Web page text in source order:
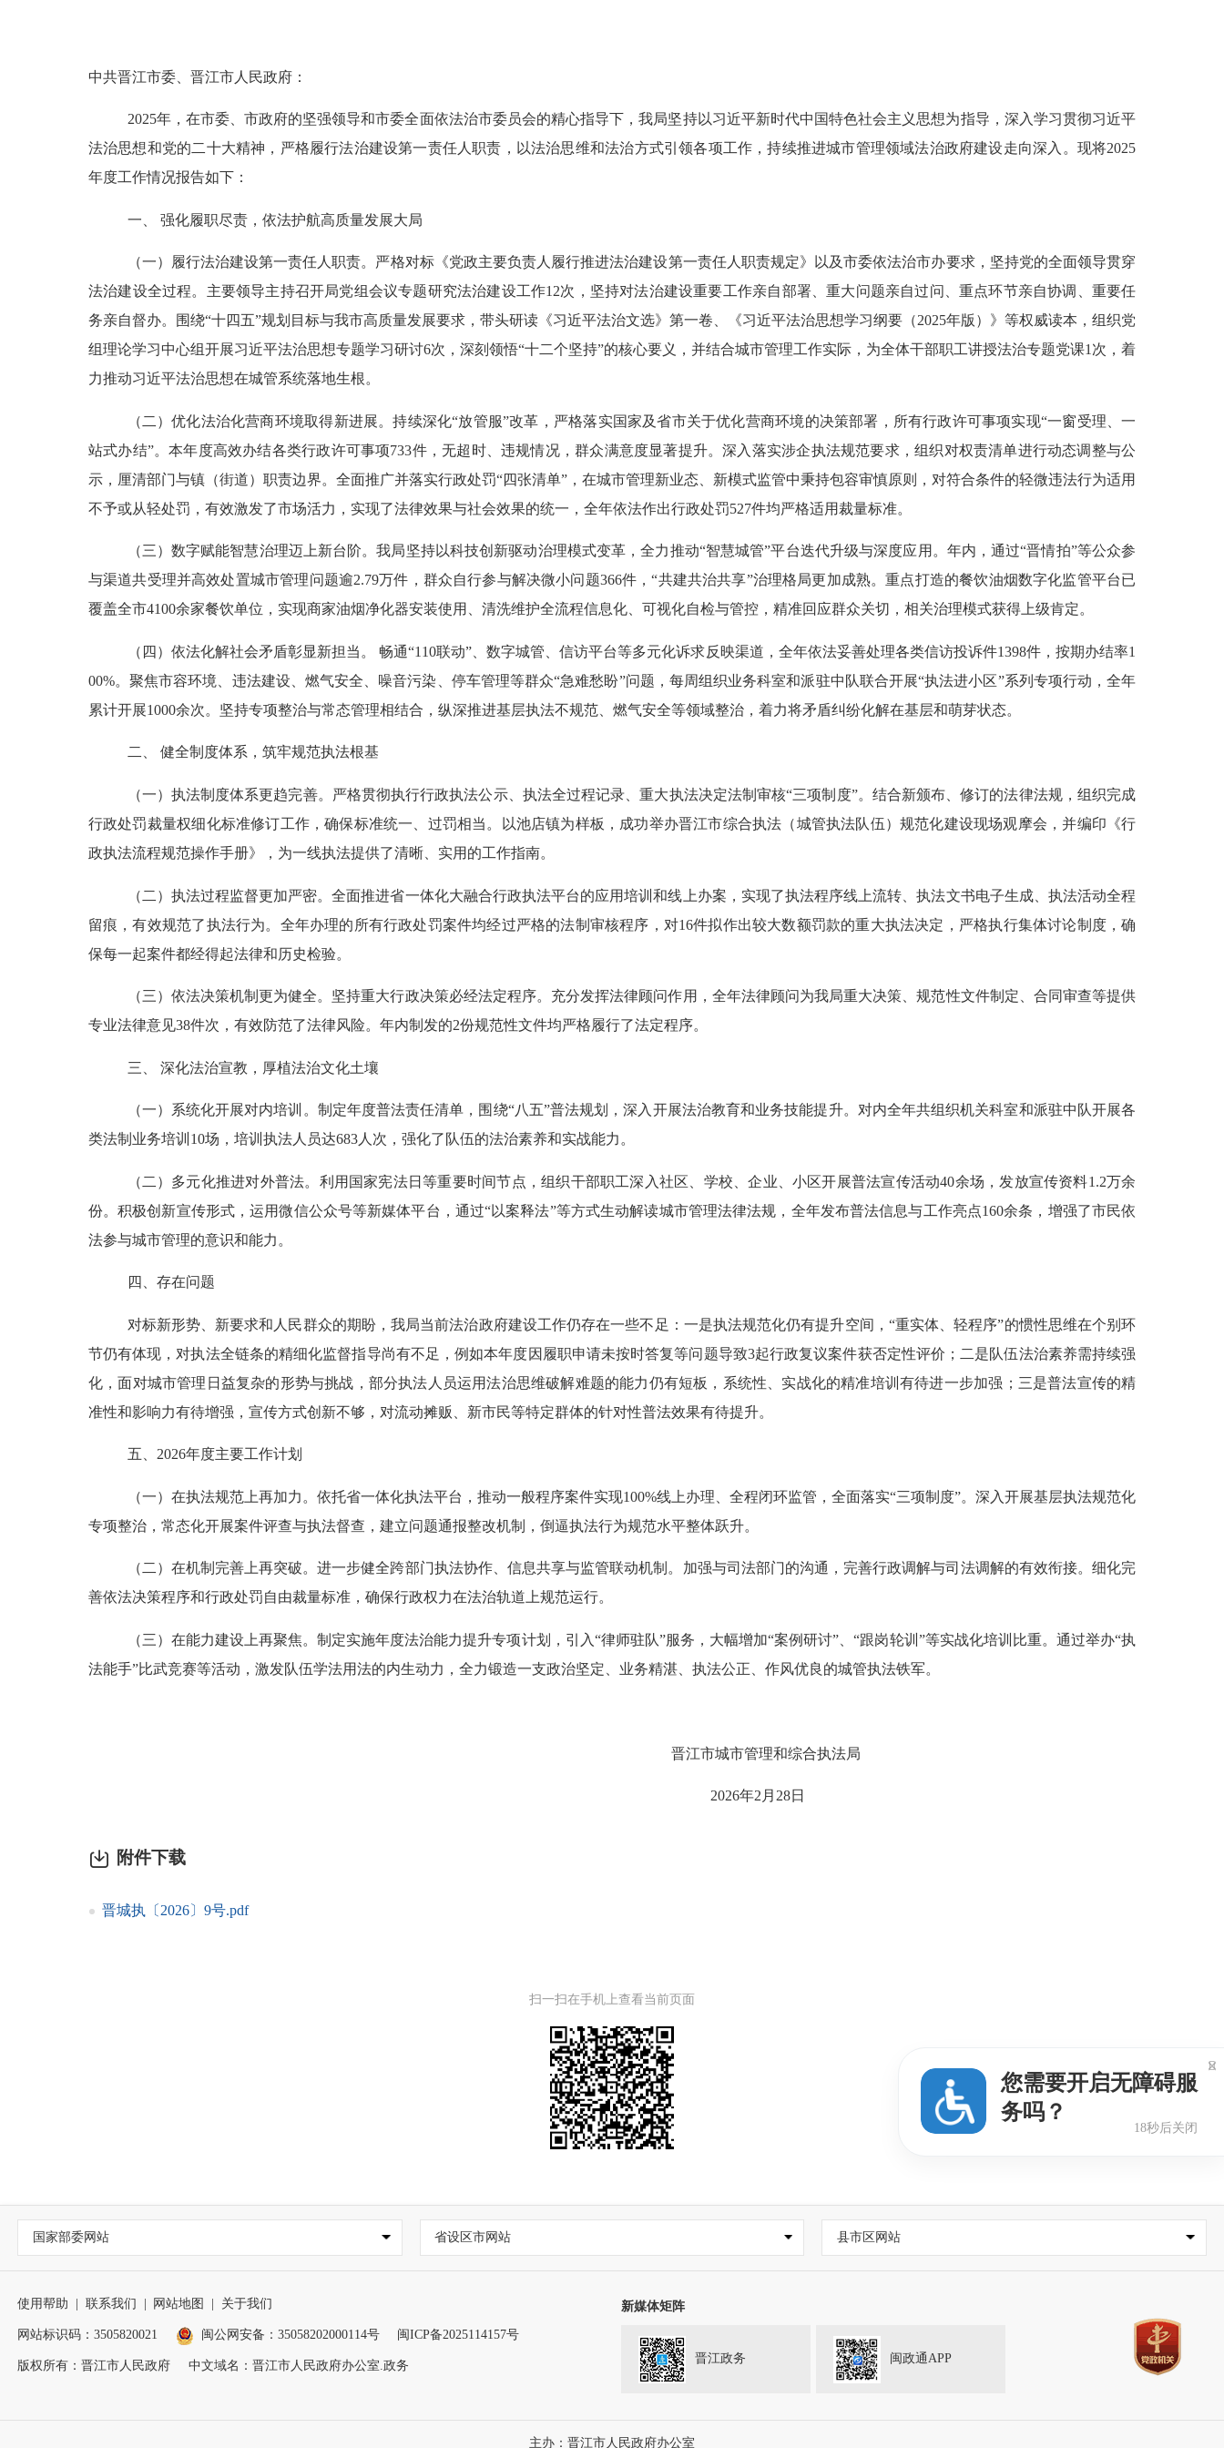
中共晋江市委、晋江市人民政府：
2025年，在市委、市政府的坚强领导和市委全面依法治市委员会的精心指导下，我局坚持以习近平新时代中国特色社会主义思想为指导，深入学习贯彻习近平
法治思想和党的二十大精神，严格履行法治建设第一责任人职责，以法治思维和法治方式引领各项工作，持续推进城市管理领域法治政府建设走向深入。现将2025
年度工作情况报告如下：
一、 强化履职尽责，依法护航高质量发展大局
（一） 履行法治建设第一责任人职责。 严格对标《党政主要负责人履行推进法治建设第一责任人职责规定》以及市委依法治市办要求，坚持党的全面领导贯穿
法治建设全过程。 主要领导主持召开局党组会议专题研究法治建设工作12次，坚持对法治建设重要工作亲自部署、重大问题亲自过问、重点环节亲自协调、重要任
务亲自督办。围绕“十四五”规划目标与我市高质量发展要求，带头研读 《习近平法治文选》第一卷、 《习近平法治思想学习纲要（2025年版）》等权威读本 ，组织党
组理论学习中心组开展习近平法治思想专题学习研讨6次，深刻领悟“十二个坚持”的核心要义，并结合城市管理工作实际，为全体干部职工讲授法治专题党课1 次，着
力推动习近平法治思想在城管系统落地生根。
（ 二 ）优化法治化营商环境取得新进展。持续深化“放管服”改革，严格落实国家及省市关于优化营商环境的决策部署，所有行政许可事项实现“一窗受理、一
站式办结”。本年度高效办结各类行政许可事项733件，无超时、违规情况，群众满意度显著提升。深入落实涉企执法规范要求，组织对权责清单进行动态调整与公
示，厘清部门与镇（街道）职责边界。全面推广并落实行政处罚“四张清单”，在城市管理新业态、新模式监管中秉持包容审慎原则，对符合条件的轻微违法行为适用
不予或从轻处罚，有效激发了市场活力，实现了法律效果与社会效果的统一，全年依法作出行政处罚527件均严格适用裁量标准。
（三）数字赋能智慧治理迈上新台阶。我局坚持以科技创新驱动治理模式变革，全力推动“智慧城管”平台迭代升级与深度应用。年内，通过“晋情拍”等公众参
与渠道共受理并高效处置城市管理问题逾2.79万件，群众自行参与解决微小问题366件，“共建共治共享”治理格局更加成熟。重点打造的餐饮油烟数字化监管平台已
覆盖全市4100余家餐饮单位，实现商家油烟净化器安装使用、清洗维护全流程信息化、可视化自检与管控，精准回应群众关切，相关治理模式获得上级肯定。
（ 四 ）依法化解社会矛盾彰显新担当。 畅通“110联动”、数字城管、信访平台等多元化诉求反映渠道，全年依法妥善处理各类信访投诉件1398件，按期办结率1
00%。聚焦市容环境、违法建设、 燃气安全、噪音污染、 停车管理等群众“急难愁盼”问题， 每周组织业务科室和派驻中队联合开展“执法进小区”系列专项行动，全年
累计开展1000余次。坚持专项整治与常态管理相结合，纵深推进基层执法不规范、燃气安全等领域整治，着力将矛盾纠纷化解在基层和萌芽状态。
二、 健全制度体系，筑牢规范执法根基
（一）执法制度体系更趋完善。 严格贯彻执行行政执法公示、执法全过程记录、重大执法决定法制审核“三项制度”。结合新颁布、修订的法律法规，组织完成
行政处罚裁量权细化标准修订工作，确保标准统一、过罚相当。以池店镇为样板，成功举办晋江市综合执法（城管执法队伍）规范化建设现场观摩会，并编印《行
政执法流程规范操作手册》，为一线执法提供了清晰、实用的工作指南。
（二）执法过程监督更加严密。全面推进省一体化大融合行政执法平台的应用培训和线上办案，实现了执法程序线上流转、执法文书电子生成、执法活动全程
留痕，有效规范了执法行为。全年办理的所有行政处罚案件均经过严格的法制审核程序，对16件拟作出较大数额罚款的重大执法决定，严格执行集体讨论制度，确
保每一起案件都经得起法律和历史检验。
（三）依法决策机制更为健全。 坚持重大行政决策必经法定程序。充分发挥法律顾问作用，全年法律顾问为我局重大决策、规范性文件制定、合同审查等提供
专业法律意见38件次，有效防范了法律风险。年内制发的2份规范性文件均严格履行了法定程序。
三、 深化法治宣教，厚植法治文化土壤
（一）系统化开展对内培训。 制定年度普法责任清单，围绕“八五”普法规划，深入开展法治教育和业务技能提升。对内全年共组织机关科室和派驻中队开展各
类法制业务培训10场，培训执法人员达683人次，强化了队伍的法治素养和实战能力 。
（二）多元化推进对外普法。 利用国家宪法日等重要时间节点，组织干部职工深入社区、学校、企业、小区开展普法宣传活动40余场，发放宣传资料1.2万余
份。积极创新宣传形式，运用微信公众号等新媒体平台，通过“以案释法”等方式生动解读城市管理法律法规，全年发布普法信息与工作亮点160余条，增强了市民依
法参与城市管理的意识和能力。
四、 存在问题
对标新形势、 新要求和人民群众的期盼，我局当前法治政府建设工作仍存在一些不足： 一是执法规范化仍有提升空间， “重实体、轻程序”的惯性思维在个别环
节仍有体现，对执法全链条的精细化监督指导尚有不足，例如本年度因履职申请未按时答复等问题导致3起行政复议案件获否定性评价 ； 二是队伍法治素养需持续强
化，面对城市管理日益复杂的形势与挑战，部分执法人员运用法治思维破解难题的能力仍有短板，系统性、实战化的精准培训有待进一步加强 ； 三是普法宣传的精
准性和影响力有待增强 ， 宣传方式创新不够，对流动摊贩、新市民等特定群体的针对性普法效果有待提升。
五、 2026年度主要工作计划
（一）在执法规范上再加力。 依托省一体化执法平台，推动一般程序案件实现100%线上办理、全程闭环监管，全面落实“三项制度”。深入开展基层执法规范化
专项整治，常态化开展案件评查与执法督查，建立问题通报整改机制，倒逼执法行为规范水平整体跃升。
（二）在机制完善上再突破。进一步健全跨部门执法协作、信息共享与监管联动机制。加强与司法部门的沟通，完善行政调解与司法调解的有效衔接。细化完
善依法决策程序和行政处罚自由裁量标准，确保行政权力在法治轨道上规范运行。
（三）在能力建设上再聚焦。 制定实施年度法治能力提升专项计划，引入“律师驻队”服务，大幅增加“案例研讨”、“跟岗轮训”等实战化培训比重。通过举办“执
法能手”比武竞赛等活动，激发队伍学法用法的内生动力，全力锻造一支政治坚定、业务精湛、执法公正、作风优良的城管执法铁军。
晋江市城市管理和综合执法局
2026年2月 28日
附件下载
晋城执〔2026〕9号.pdf
扫一扫在手机上查看当前页面
国家部委网站 省设区市网站 县市区网站
使用帮助 联系我们 网站地图 关于我们
网站标识码：3505820021 闽公网安备：35058202000114号 闽ICP备2025114157号
版权所有：晋江市人民政府 中文域名：晋江市人民政府办公室.政务
新媒体矩阵
晋江政务 闽政通APP
主办：晋江市人民政府办公室
您需要开启无障碍服
务吗？
17秒后关闭
